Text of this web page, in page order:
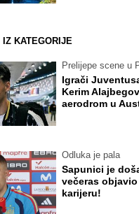
IZ KATEGORIJE
Prelijepe scene u
Igrači
Kerim
aerodrom u
Odluka je pala
Sapunici je
večeras
karijeru!